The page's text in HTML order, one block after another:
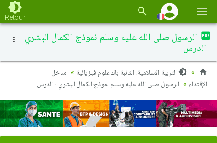
la
Retour
الرسول صلى الله عليه وسلم نموذج الكمال البشري
- الدرس
التربية الإسلامية: الثانية باك علوم فيزيائية
مدخل
الإقتداء
الرسول صلى الله عليه وسلم نموذج الكمال البشري - الدرس